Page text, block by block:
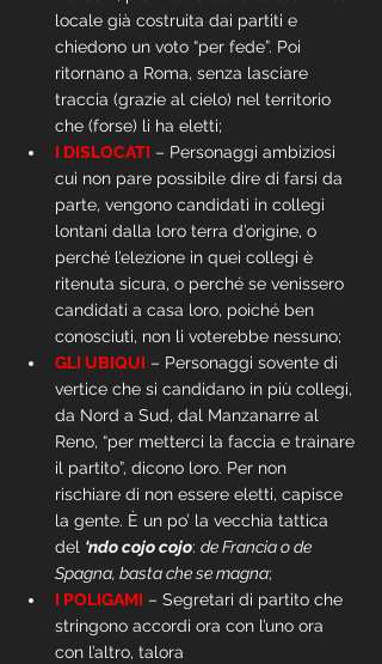
locale già costruita dai partiti e
chiedono un voto “per fede”. Poi
ritornano a Roma, senza lasciare
traccia (grazie al cielo) nel territorio
che (forse) li ha eletti;
I DISLOCATI – Personaggi ambiziosi
cui non pare possibile dire di farsi da
parte, vengono candidati in collegi
lontani dalla loro terra d’origine, o
perché l’elezione in quei collegi è
ritenuta sicura, o perché se venissero
candidati a casa loro, poiché ben
conosciuti, non li voterebbe nessuno;
GLI UBIQUI – Personaggi sovente di
vertice che si candidano in più collegi,
da Nord a Sud, dal Manzanarre al
Reno, “per metterci la faccia e trainare
il partito”, dicono loro. Per non
rischiare di non essere eletti, capisce
la gente. È un po’ la vecchia tattica
del ‘ndo cojo cojo: de Francia o de
Spagna, basta che se magna;
I POLIGAMI – Segretari di partito che
stringono accordi ora con l’uno ora
con l’altro, talora